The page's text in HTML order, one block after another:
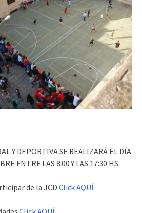
Y DEPORTIVA SE REALIZARÁ EL DÍA
ENTRE LAS 8:00 Y LAS 17:30 HS.
de la JCD Click AQUÍ
Click AQUÍ